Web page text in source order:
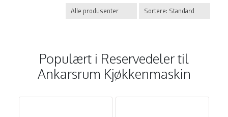
Populært i Reservedeler til
Ankarsrum Kjøkkenmaskin